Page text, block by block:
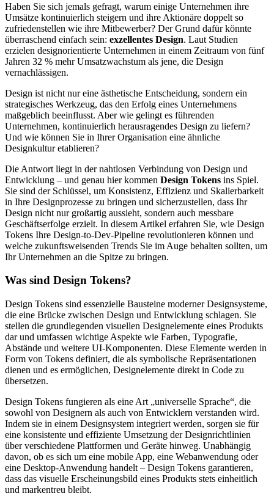
Haben Sie sich jemals gefragt, warum einige Unternehmen ihre
Umsätze kontinuierlich steigern und ihre Aktionäre doppelt so
zufriedenstellen wie ihre Mitbewerber? Der Grund dafür könnte
überraschend einfach sein: exzellentes Design. Laut Studien
erzielen designorientierte Unternehmen in einem Zeitraum von fünf
Jahren 32 % mehr Umsatzwachstum als jene, die Design
vernachlässigen.
Design ist nicht nur eine ästhetische Entscheidung, sondern ein
strategisches Werkzeug, das den Erfolg eines Unternehmens
maßgeblich beeinflusst. Aber wie gelingt es führenden
Unternehmen, kontinuierlich herausragendes Design zu liefern?
Und wie können Sie in Ihrer Organisation eine ähnliche
Designkultur etablieren?
Die Antwort liegt in der nahtlosen Verbindung von Design und
Entwicklung – und genau hier kommen Design Tokens ins Spiel.
Sie sind der Schlüssel, um Konsistenz, Effizienz und Skalierbarkeit
in Ihre Designprozesse zu bringen und sicherzustellen, dass Ihr
Design nicht nur großartig aussieht, sondern auch messbare
Geschäftserfolge erzielt. In diesem Artikel erfahren Sie, wie Design
Tokens Ihre Design-to-Dev-Pipeline revolutionieren können und
welche zukunftsweisenden Trends Sie im Auge behalten sollten, um
Ihr Unternehmen an die Spitze zu bringen.
Was sind Design Tokens?
Design Tokens sind essenzielle Bausteine moderner Designsysteme,
die eine Brücke zwischen Design und Entwicklung schlagen. Sie
stellen die grundlegenden visuellen Designelemente eines Produkts
dar und umfassen wichtige Aspekte wie Farben, Typografie,
Abstände und weitere UI-Komponenten. Diese Elemente werden in
Form von Tokens definiert, die als symbolische Repräsentationen
dienen und es ermöglichen, Designelemente direkt in Code zu
übersetzen.
Design Tokens fungieren als eine Art „universelle Sprache“, die
sowohl von Designern als auch von Entwicklern verstanden wird.
Indem sie in einem Designsystem integriert werden, sorgen sie für
eine konsistente und effiziente Umsetzung der Designrichtlinien
über verschiedene Plattformen und Geräte hinweg. Unabhängig
davon, ob es sich um eine mobile App, eine Webanwendung oder
eine Desktop-Anwendung handelt – Design Tokens garantieren,
dass das visuelle Erscheinungsbild eines Produkts stets einheitlich
und markentreu bleibt.